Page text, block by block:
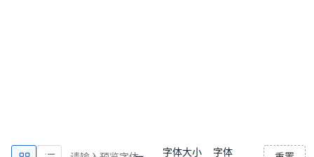
字体大小
字体